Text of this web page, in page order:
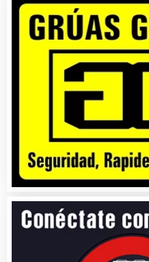
Camiones para Fletes
Cancelería de Aluminio
Carnicerías
Carpinterías
Centros Comerciales